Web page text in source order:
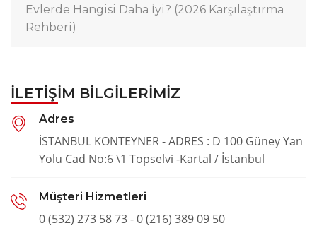
Evlerde Hangisi Daha İyi? (2026 Karşılaştırma
Rehberi)
İLETIŞIM BILGILERIMIZ
Adres
İSTANBUL KONTEYNER - ADRES : D 100 Güney Yan
Yolu Cad No:6 \1 Topselvi -Kartal / İstanbul
Müşteri Hizmetleri
0 (532) 273 58 73 - 0 (216) 389 09 50